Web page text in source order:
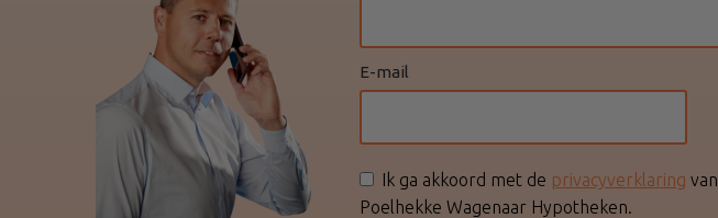
E-mail
Ik ga akkoord met de privacyverklaring van
Poelhekke Wagenaar Hypotheken.